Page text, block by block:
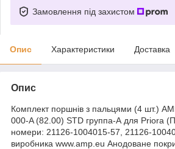
Замовлення під захистом
Опис Характеристики Доставка
Опис
Комплект поршнів з пальцями (4 шт.)
000-A (82.00) STD группа-А для Priora
номери: 21126-1004015-57, 21126-
виробника www.amp.eu Анодоване